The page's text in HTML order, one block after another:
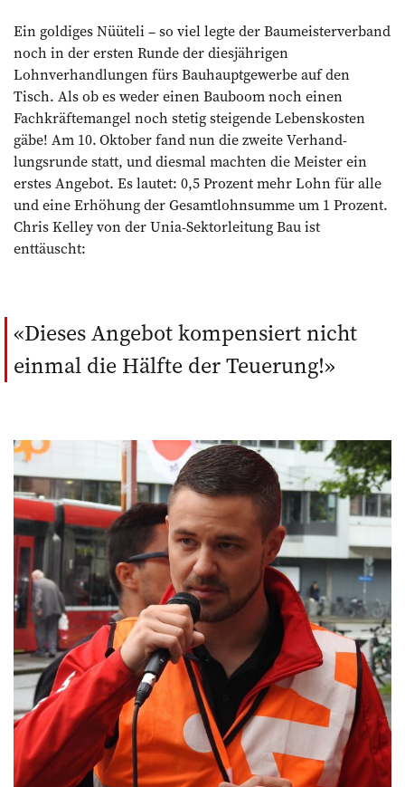
Ein goldiges Nüüteli – so viel legte der Baumeisterverband
noch in der ersten Runde der diesjährigen
Lohnverhandlungen fürs Bauhauptgewerbe auf den
Tisch. Als ob es weder einen Bauboom noch einen
Fachkräftemangel noch ­stetig steigende Lebenskosten
gäbe! Am 10. Oktober fand nun die zweite Ver­hand­
lungsrunde statt, und diesmal machten die Meister ein
erstes Angebot. Es lautet: 0,5 Prozent mehr Lohn für alle
und eine Erhöhung der Gesamtlohnsumme um 1 Prozent.
Chris Kelley von der Unia-Sektorleitung Bau ist
enttäuscht:
Dieses Angebot kompensiert nicht
einmal die Hälfte der Teuerung!